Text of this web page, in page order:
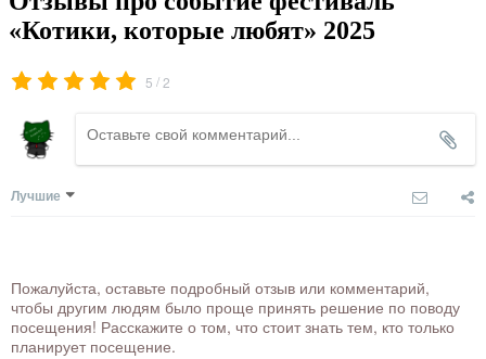
«Котики, которые любят» 2025
5 /2
Лучшие
Пожалуйста, оставьте подробный отзыв или комментарий,
чтобы другим людям было проще принять решение по поводу
посещения! Расскажите о том, что стоит знать тем, кто только
планирует посещение.